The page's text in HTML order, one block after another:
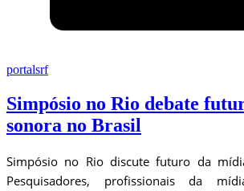
portalsrf
Simpósio no Rio debate
sonora no Brasil
Simpósio no Rio discute futuro da
Pesquisadores, profissionais da